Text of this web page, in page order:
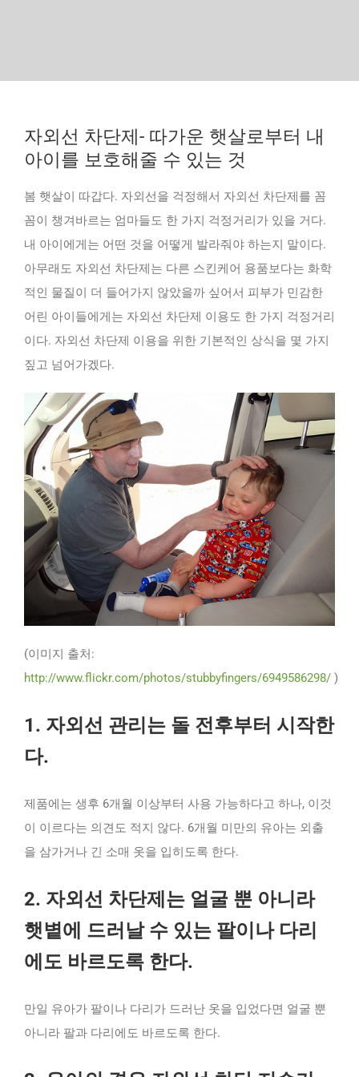
자외선 차단제- 따가운 햇살로부터 내
아이를 보호해줄 수 있는 것
봄 햇살이 따갑다. 자외선을 걱정해서 자외선 차단제를 꼼
꼼이 챙겨바르는 엄마들도 한 가지 걱정거리가 있을 거다.
내 아이에게는 어떤 것을 어떻게 발라줘야 하는지 말이다.
아무래도 자외선 차단제는 다른 스킨케어 용품보다는 화학
적인 물질이 더 들어가지 않았을까 싶어서 피부가 민감한
어린 아이들에게는 자외선 차단제 이용도 한 가지 걱정거리
이다. 자외선 차단제 이용을 위한 기본적인 상식을 몇 가지
짚고 넘어가겠다.
(이미지 출처:
http://www.flickr.com/photos/stubbyfingers/6949586298/ )
1. 자외선 관리는 돌 전후부터 시작한
다.
제품에는 생후 6개월 이상부터 사용 가능하다고 하나, 이것
이 이르다는 의견도 적지 않다. 6개월 미만의 유아는 외출
을 삼가거나 긴 소매 옷을 입히도록 한다.
2. 자외선 차단제는 얼굴 뿐 아니라
햇볕에 드러날 수 있는 팔이나 다리
에도 바르도록 한다.
만일 유아가 팔이나 다리가 드러난 옷을 입었다면 얼굴 뿐
아니라 팔과 다리에도 바르도록 한다.